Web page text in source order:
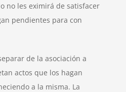
no les eximirá de satisfacer
pendientes para con
de la asociación a
actos que los hagan
a la misma. La